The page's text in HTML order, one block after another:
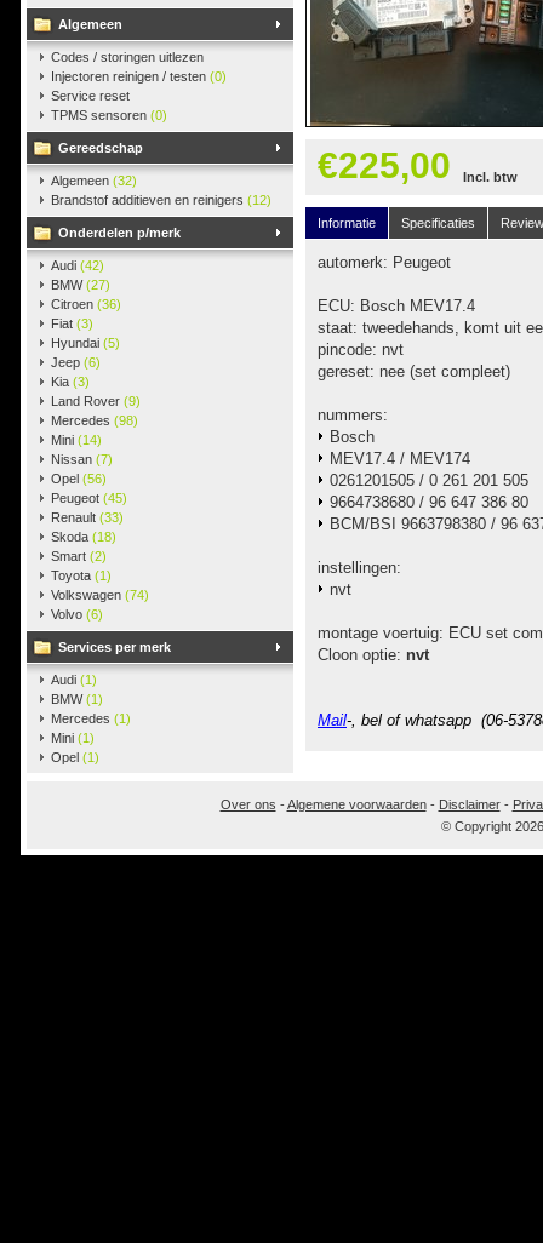
Algemeen
Codes / storingen uitlezen
Injectoren reinigen / testen (0)
Service reset
TPMS sensoren (0)
Gereedschap
Algemeen (32)
Brandstof additieven en reinigers (12)
Onderdelen p/merk
Audi (42)
BMW(27)
Citroen (36)
Fiat (3)
Hyundai (5)
Jeep (6)
Kia (3)
Land Rover (9)
Mercedes (98)
Mini (14)
Nissan (7)
Opel (56)
Peugeot (45)
Renault (33)
Skoda (18)
Smart (2)
Toyota (1)
Volkswagen (74)
Volvo (6)
Services per merk
Audi (1)
BMW(1)
Mercedes (1)
Mini (1)
Opel (1)
€225,00 Incl. btw
Informatie Specificaties
automerk: Peugeot
ECU: Bosch MEV17.4
staat: tweedehands, komt uit
pincode: nvt
gereset: nee (set compleet)
nummers:
Bosch
MEV17.4 / MEV174
0261201505 / 0 261 201 505
9664738680 / 96 647 386 80
BCM/BSI 9663798380 / 96
instellingen:
nvt
montage voertuig: ECU set
Cloon optie: nvt
Mail-, bel of whatsapp (06-
Over ons -Algemene voorwaarden- Disclaimer-
© Copyright